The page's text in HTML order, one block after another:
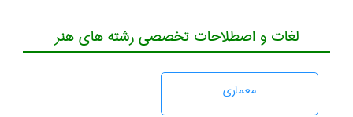
لغات و اصطلاحات تخصصی رشته های هنر
معماری